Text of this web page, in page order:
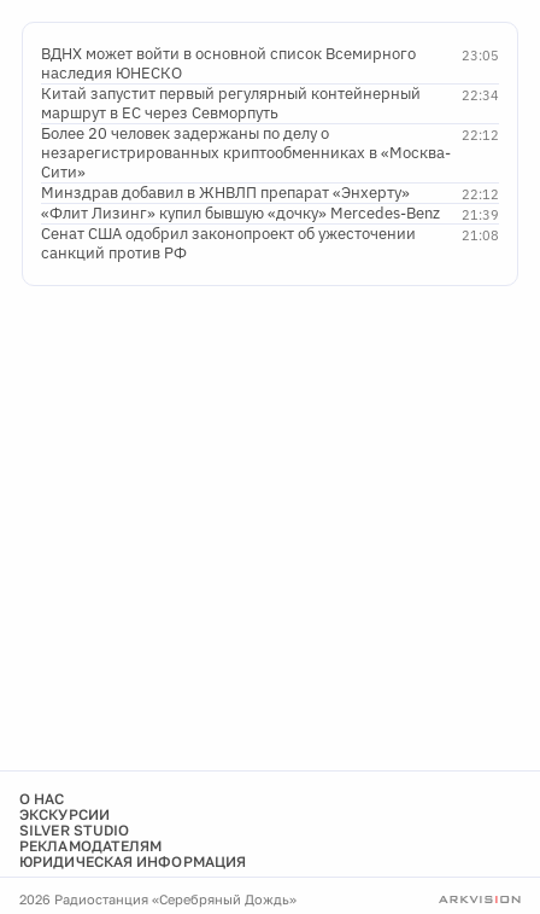
23:05
ВДНХ может войти в основной список Всемирного
наследия ЮНЕСКО
22:34
Китай запустит первый регулярный контейнерный
маршрут в ЕС через Севморпуть
22:12
Более 20 человек задержаны по делу о
незарегистрированных криптообменниках в «Москва-
Сити»
22:12
Минздрав добавил в ЖНВЛП препарат «Энхерту»
21:39
«Флит Лизинг» купил бывшую «дочку» Mercedes-Benz
21:08
Сенат США одобрил законопроект об ужесточении
санкций против РФ
О НАС
ЭКСКУРСИИ
SILVER STUDIO
РЕКЛАМОДАТЕЛЯМ
ЮРИДИЧЕСКАЯ ИНФОРМАЦИЯ
2026 Радиостанция «Серебряный Дождь»